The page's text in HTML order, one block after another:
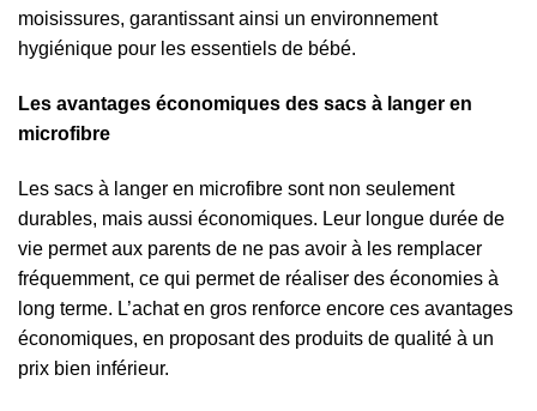
moisissures, garantissant ainsi un environnement
hygiénique pour les essentiels de bébé.
Les avantages économiques des sacs à langer en
microfibre
Les sacs à langer en microfibre sont non seulement
durables, mais aussi économiques. Leur longue durée de
vie permet aux parents de ne pas avoir à les remplacer
fréquemment, ce qui permet de réaliser des économies à
long terme. L’achat en gros renforce encore ces avantages
économiques, en proposant des produits de qualité à un
prix bien inférieur.